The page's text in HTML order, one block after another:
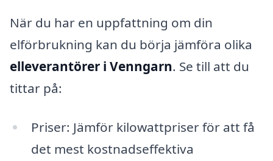
När du har en uppfattning om din
elförbrukning kan du börja jämföra olika
elleverantörer i Venngarn. Se till att du
tittar på:
Priser: Jämför kilowattpriser för att få
det mest kostnadseffektiva